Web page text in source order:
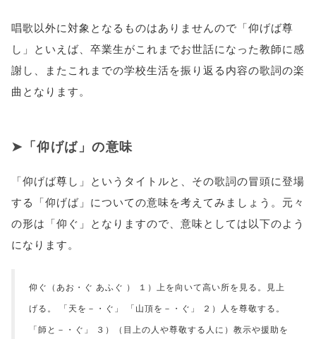
唱歌以外に対象となるものはありませんので「仰げば尊
し」といえば、卒業生がこれまでお世話になった教師に感
謝し、またこれまでの学校生活を振り返る内容の歌詞の楽
曲となります。
「仰げば」の意味
「仰げば尊し」というタイトルと、その歌詞の冒頭に登場
する「仰げば」についての意味を考えてみましょう。元々
の形は「仰ぐ」となりますので、意味としては以下のよう
になります。
仰ぐ（あお・ぐ あふぐ ） １）上を向いて高い所を見る。見上
げる。 「天を－・ぐ」 「山頂を－・ぐ」 ２）人を尊敬する。
「師と－・ぐ」 ３）（目上の人や尊敬する人に）教示や援助を